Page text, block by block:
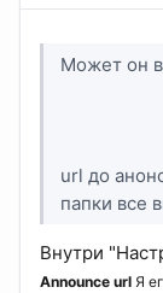
Может он
url до
папки все
Внутри
Announce url Я